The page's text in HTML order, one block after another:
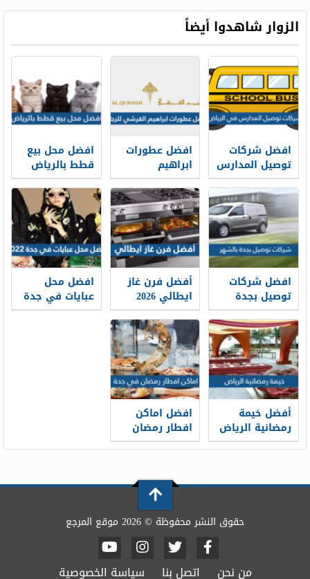
الزوار شاهدوا أيضاً
افضل شركات
توصيل المدارس
في الرياض 1448
بالشهر
افضل عطورات
ابراهيم
القرشي للرجال
1448 بالأسعار
افضل محل بيع
قطط بالرياض
1448
افضل شركات
توصيل بجدة
بالشهر 1448
وأرقام التواصل
أفضل فرن غاز
ايطالي 2026
افضل محل
عبايات في جدة
2026 جاهز
أفضل خيمة
رمضانية الرياض
رمضان 2026
افضل اماكن
افطار رمضان
في جدة لعام
حقوق النشر محفوظة © 2026 موقع المرجع
من نحن اتصل بنا سياسة الخصوصية